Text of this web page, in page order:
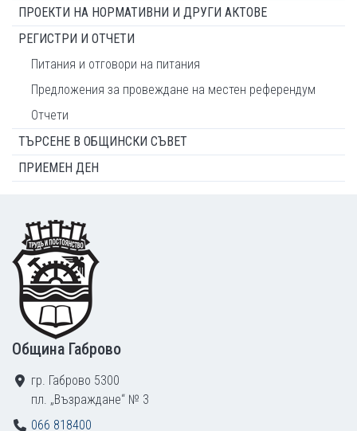
ПРОЕКТИ НА НОРМАТИВНИ И ДРУГИ АКТОВЕ
РЕГИСТРИ И ОТЧЕТИ
Питания и отговори на питания
Предложения за провеждане на местен референдум
Отчети
ТЪРСЕНЕ В ОБЩИНСКИ СЪВЕТ
ПРИЕМЕН ДЕН
Footer
Община Габрово
гр. Габрово 5300
пл. „Възраждане“ № 3
066 818400